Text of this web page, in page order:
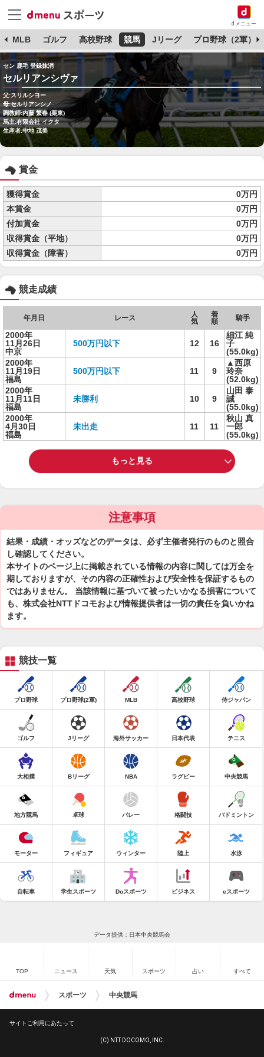
dメニュー
MLB ゴルフ 高校野球 競馬 Jリーグ プロ野球（2軍）
セン 鹿毛 登録抹消
セルリアンシヴァ
父:スリルシヨー
母:セルリアンシノ
調教師:内藤 繁春 (栗東)
馬主:有限会社 イクタ
生産者:中地 茂美
賞金
獲得賞金
0万円
本賞金
0万円
付加賞金
0万円
収得賞金（平地）
0万円
収得賞金（障害）
0万円
競走成績
年月日 レース
人
気
着
順
騎手
2000年
11月26日
中京
500万円以下 12 16
細江 純
子
(55.0kg)
2000年
11月19日
福島
500万円以下 11 9
▲西原
玲奈
(52.0kg)
2000年
11月11日
福島
未勝利 10 9
山田 泰
誠
(55.0kg)
2000年
4月30日
福島
未出走 11 11
秋山 真
一郎
(55.0kg)
もっと見る
注意事項
結果・成績・オッズなどのデータは、必ず主催者発行のものと照合
し確認してください。
本サイトのページ上に掲載されている情報の内容に関しては万全を
期しておりますが、その内容の正確性および安全性を保証するもの
ではありません。 当該情報に基づいて被ったいかなる損害について
も、株式会社NTTドコモおよび情報提供者は一切の責任を負いかね
ます。
競技一覧
プロ野球 プロ野球(2軍) MLB 高校野球 侍ジャパン
ゴルフ Jリーグ 海外サッカー 日本代表 テニス
大相撲 Bリーグ NBA ラグビー 中央競馬
地方競馬 卓球 バレー 格闘技 バドミントン
モーター フィギュア ウィンター 陸上 水泳
自転車 学生スポーツ Doスポーツ ビジネス eスポーツ
データ提供：日本中央競馬会
TOP ニュース 天気 スポーツ 占い すべて
スポーツ 中央競馬
サイトご利用にあたって
(C) NTT DOCOMO, INC.